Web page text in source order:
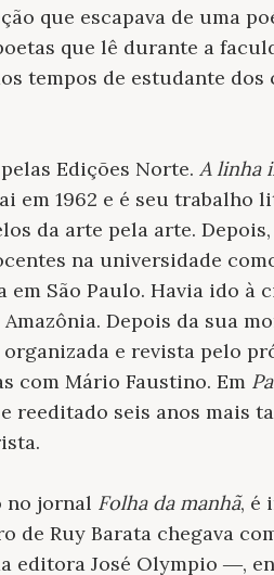
que escapava de uma
que lê durante a
tempos de estudante
Edições Norte. A linha
em 1962 e é seu trabalho
da arte pela arte.
na universidade
São Paulo. Havia ido à
Depois da sua
organizada e revista pelo
com Mário Faustino. Em
reeditado seis anos mais
no jornal Folha da manhã, é
de Ruy Barata chegava
editora José Olympio ―,